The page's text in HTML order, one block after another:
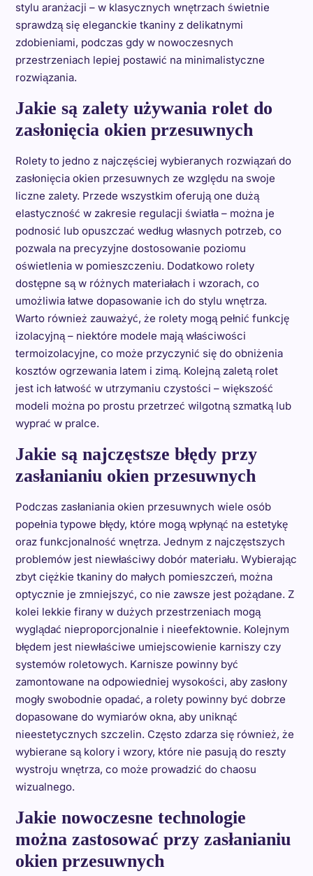
stylu aranżacji – w klasycznych wnętrzach świetnie
sprawdzą się eleganckie tkaniny z delikatnymi
zdobieniami, podczas gdy w nowoczesnych
przestrzeniach lepiej postawić na minimalistyczne
rozwiązania.
Jakie są zalety używania rolet do
zasłonięcia okien przesuwnych
Rolety to jedno z najczęściej wybieranych rozwiązań do
zasłonięcia okien przesuwnych ze względu na swoje
liczne zalety. Przede wszystkim oferują one dużą
elastyczność w zakresie regulacji światła – można je
podnosić lub opuszczać według własnych potrzeb, co
pozwala na precyzyjne dostosowanie poziomu
oświetlenia w pomieszczeniu. Dodatkowo rolety
dostępne są w różnych materiałach i wzorach, co
umożliwia łatwe dopasowanie ich do stylu wnętrza.
Warto również zauważyć, że rolety mogą pełnić funkcję
izolacyjną – niektóre modele mają właściwości
termoizolacyjne, co może przyczynić się do obniżenia
kosztów ogrzewania latem i zimą. Kolejną zaletą rolet
jest ich łatwość w utrzymaniu czystości – większość
modeli można po prostu przetrzeć wilgotną szmatką lub
wyprać w pralce.
Jakie są najczęstsze błędy przy
zasłanianiu okien przesuwnych
Podczas zasłaniania okien przesuwnych wiele osób
popełnia typowe błędy, które mogą wpłynąć na estetykę
oraz funkcjonalność wnętrza. Jednym z najczęstszych
problemów jest niewłaściwy dobór materiału. Wybierając
zbyt ciężkie tkaniny do małych pomieszczeń, można
optycznie je zmniejszyć, co nie zawsze jest pożądane. Z
kolei lekkie firany w dużych przestrzeniach mogą
wyglądać nieproporcjonalnie i nieefektownie. Kolejnym
błędem jest niewłaściwe umiejscowienie karniszy czy
systemów roletowych. Karnisze powinny być
zamontowane na odpowiedniej wysokości, aby zasłony
mogły swobodnie opadać, a rolety powinny być dobrze
dopasowane do wymiarów okna, aby uniknąć
nieestetycznych szczelin. Często zdarza się również, że
wybierane są kolory i wzory, które nie pasują do reszty
wystroju wnętrza, co może prowadzić do chaosu
wizualnego.
Jakie nowoczesne technologie
można zastosować przy zasłanianiu
okien przesuwnych